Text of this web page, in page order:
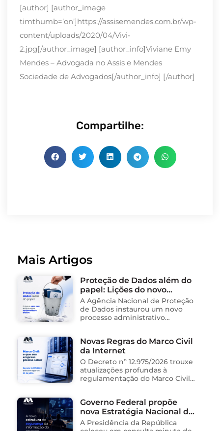
[author] [author_image
timthumb=’on’]https://assisemendes.com.br/wp-
content/uploads/2020/04/Vivi-
2.jpg[/author_image] [author_info]Viviane Emy
Mendes – Advogada no Assis e Mendes
Sociedade de Advogados[/author_info] [/author]
Compartilhe:
Mais Artigos
Proteção de Dados além do
papel: Lições do novo
processo sancionador da
ANPD
A Agência Nacional de Proteção
de Dados instaurou um novo
processo administrativo
organização social responsável
pela gestão de unidades
públicas de saúde …
Novas Regras do Marco Civil
da Internet
O Decreto nº 12.975/2026 trouxe
atualizações profundas à
regulamentação do Marco Civil
operações de empresas de
tecnologia no Brasil. Para ajudar
na …
Governo Federal propõe
nova Estratégia Nacional de
Segurança da Informação e
A Presidência da República